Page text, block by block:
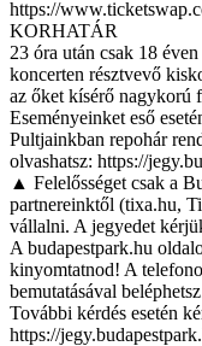
https://
KORHATÁR
23 óra után csak 18
koncerten résztvevő
az őket kísérő nagykorú
Eseményeinket eső
Pultjainkban repohár
olvashatsz: https://
▲ Felelősséget csak a
partnereinktől (tixa.hu,
vállalni. A jegyedet
A budapestpark.hu
kinyomtatnod! A
bemutatásával
További kérdés esetén
https://